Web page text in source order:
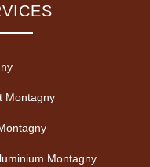
Montagny
Montagny